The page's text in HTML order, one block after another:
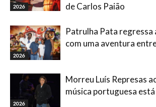
2026
de Carlos Paião
2026
Patrulha Pata regressa
com uma aventura
2026
Morreu Luís Represas
música portuguesa